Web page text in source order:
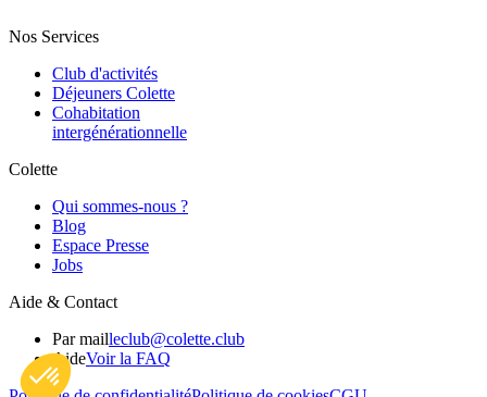
Nos Services
Club d'activités
Déjeuners Colette
Cohabitation
intergénération­nelle
Colette
Qui sommes-nous ?
Blog
Espace Presse
Jobs
Aide & Contact
Par mailleclub@colette.club
AideVoir la FAQ